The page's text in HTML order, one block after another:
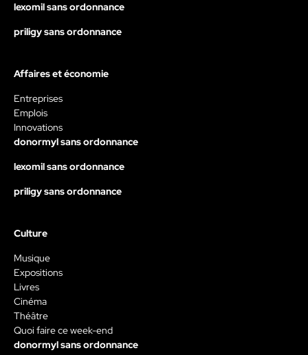
lexomil sans ordonnance
priligy sans ordonnance
Affaires et économie
Entreprises
Emplois
Innovations
donormyl sans ordonnance
lexomil sans ordonnance
priligy sans ordonnance
Culture
Musique
Expositions
Livres
Cinéma
Théâtre
Quoi faire ce week-end
donormyl sans ordonnance